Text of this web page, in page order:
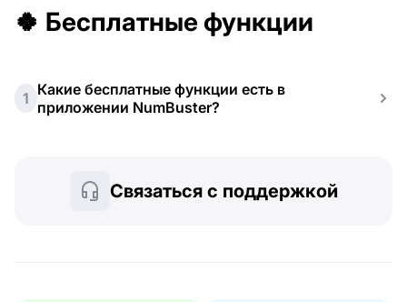
🍀 Бесплатные функции
1 Какие бесплатные функции есть в
приложении NumBuster?
Связаться с поддержкой